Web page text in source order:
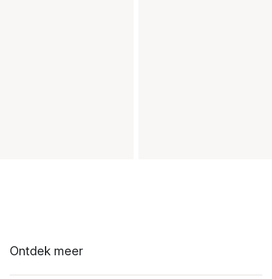
Ontdek meer